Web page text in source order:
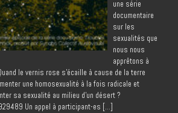
une série
documentaire
sur les
sexualités que
nous nous
apprêtons à
le vernis rose s’écaille à cause de la terre
une homosexualité à la fois radicale et
sa sexualité au milieu d’un désert ?
Un appel à participant-es […]